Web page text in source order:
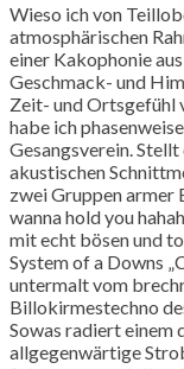
Wieso ich von
atmosphärischen
einer Kakophonie
Geschmack- und
Zeit- und Ortsgefühl
habe ich
Gesangsverein.
akustischen
zwei Gruppen armer
wanna hold you
mit echt bösen und
System of a Downs
untermalt vom
Billokirmestechno
Sowas radiert einem
allgegenwärtige